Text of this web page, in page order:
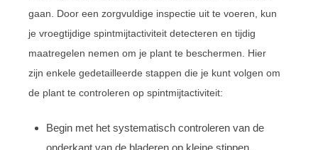
gaan. Door een zorgvuldige inspectie uit te voeren, kun
je vroegtijdige spintmijtactiviteit detecteren en tijdig
maatregelen nemen om je plant te beschermen. Hier
zijn enkele gedetailleerde stappen die je kunt volgen om
de plant te controleren op spintmijtactiviteit:
Begin met het systematisch controleren van de
onderkant van de bladeren op kleine stippen,